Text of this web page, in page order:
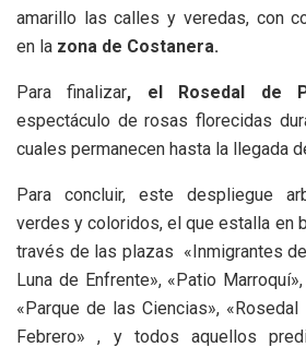
amarillo las calles y veredas, con
en la zona de Costanera.
Para finalizar, el Rosedal de
espectáculo de rosas florecidas
cuales permanecen hasta la llegada
Para concluir, este despliegue
verdes y coloridos, el que estalla en
través de las plazas «Inmigrantes
Luna de Enfrente», «Patio
«Parque de las Ciencias»,
Febrero» , y todos aquellos